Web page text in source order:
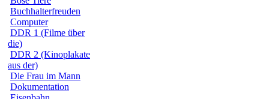
Buchhalterfreuden
Computer
DDR 1 (Filme über
die)
DDR 2 (Kinoplakate
aus der)
Die Frau im Mann
Dokumentation